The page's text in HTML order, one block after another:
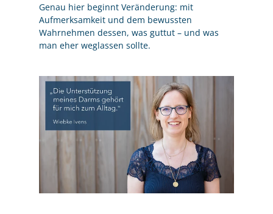
Genau hier beginnt Veränderung: mit
Aufmerksamkeit und dem bewussten
Wahrnehmen dessen, was guttut – und was
man eher weglassen sollte.